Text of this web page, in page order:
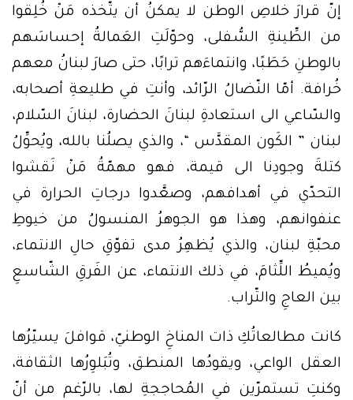
إنّ قرارَ خلاصِ الوطن لا يمكنُ أن يتّخذه مَنْ خُلِقوا
من الطِّينةِ السُّفلى، وحوّلَتِ العَمالةُ إحساسَهم
بالوطنِ حَطَبًا، وانتماءَهم ترابًا، حتى صارَ لبنانُ معهم
خُرافة. أمّا النّضالُ الرّائد، وأنتِ في طليعةِ أصحابه،
والسّاعي الى استعادةِ لبنانَ الحضارة، لبنانَ السّلام،
لبنان ” الكَون المقدَّس “، والذي يصلُنا بالله، ويُحوِّلُ
كتلةَ وجودِنا الى قيمة، فهو مهمّةُ مَنْ نَقشوا
التحدّي في أهدافهم، وصعَّدوا درجاتِ الحرارة في
عنفوانهم، وهذا هو الجوهرُ المنسولُ من خيوطِ
محبّةِ لبنان، والذي يُظهِرُ مدى تفوّقِ حالِ الانتماء،
ويُميطُ اللِّثامَ، في ذلك الانتماء، عن الفَرقِ الشّاسعِ
بين العاجِ والتّراب.
كانت مطالعاتُكِ ذات المناخِ الوطنيّ، قوافلَ يسيّرُها
العقل الواعي، ويقودُها المنطق، وتُبَلوِرُها الثقافة،
وكنتِ تستمرّين في المُحاججةِ لها، بالرّغم من أنّ